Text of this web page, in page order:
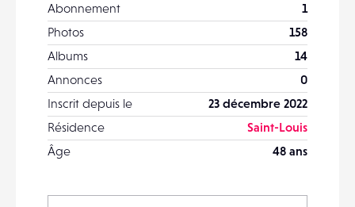
Abonnement
1
Photos
158
Albums
14
Annonces
0
Inscrit depuis le
23 décembre 2022
Résidence
Saint-Louis
Âge
48 ans